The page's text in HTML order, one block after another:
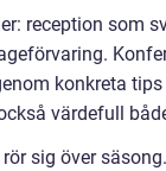
reception som
konkreta
värdefull
sig över